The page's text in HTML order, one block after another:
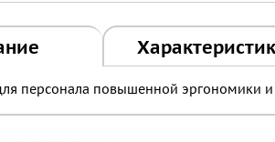
персонала повышенной эргономики